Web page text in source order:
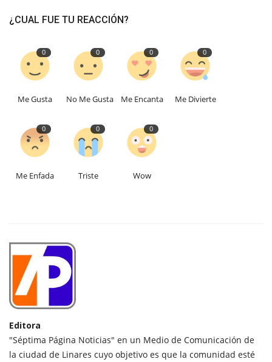
¿CUAL FUE TU REACCIÓN?
0
Me Gusta
0
No Me Gusta
0
Me Encanta
0
Me Divierte
0
Me Enfada
0
Triste
0
Wow
Editora
"Séptima Página Noticias" en un Medio de Comunicación de
la ciudad de Linares cuyo objetivo es que la comunidad esté